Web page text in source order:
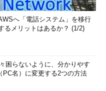
へ「電話システム」を移行
るメリットはあるか？ (1/2)
困らないように、分かりやす
PC名）に変更する2つの方法